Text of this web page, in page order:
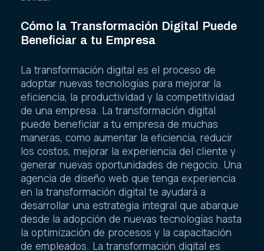
Cómo la Transformación Digital Puede
Beneficiar a tu Empresa
La transformación digital es el proceso de
adoptar nuevas tecnologías para mejorar la
eficiencia, la productividad y la competitividad
de una empresa. La transformación digital
puede beneficiar a tu empresa de muchas
maneras, como aumentar la eficiencia, reducir
los costos, mejorar la experiencia del cliente y
generar nuevas oportunidades de negocio. Una
agencia de diseño web que tenga experiencia
en la transformación digital te ayudará a
desarrollar una estrategia integral que abarque
desde la adopción de nuevas tecnologías hasta
la optimización de procesos y la capacitación
de empleados. La transformación digital es